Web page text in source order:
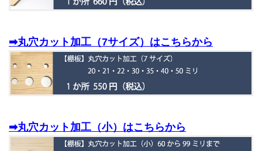
➡丸穴カット加工（7サイズ）はこちらから
➡丸穴カット加工（小）はこちらから